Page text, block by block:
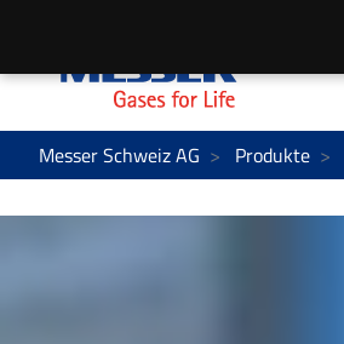
Messer Schweiz AG Produkte